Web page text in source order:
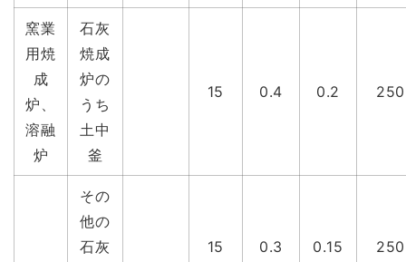
窯業
用焼
成
炉、
溶融
炉
石灰
焼成
炉の
うち
土中
釜
15 0.4 0.2 250
その
他の
石灰
15 0.3 0.15 250